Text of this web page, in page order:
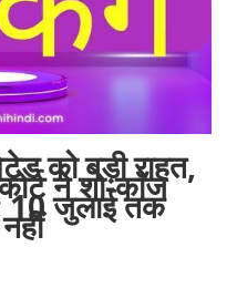
को बड़ी राहत,
ने शो-कॉज
10 जुलाई तक